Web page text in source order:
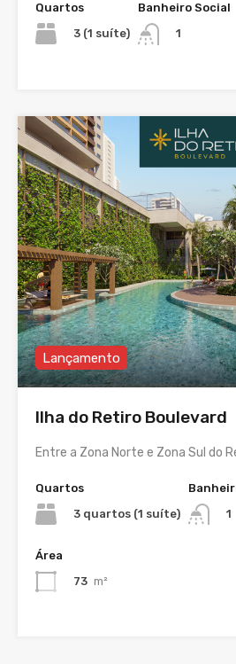
Quartos
3 (1 suíte)
Banheiro Social
1
Lançamento
Ilha do Retiro Boulevard
Entre a Zona Norte e Zona Sul do
Quartos
3 quartos (1 suíte)
1
Área
73 m²